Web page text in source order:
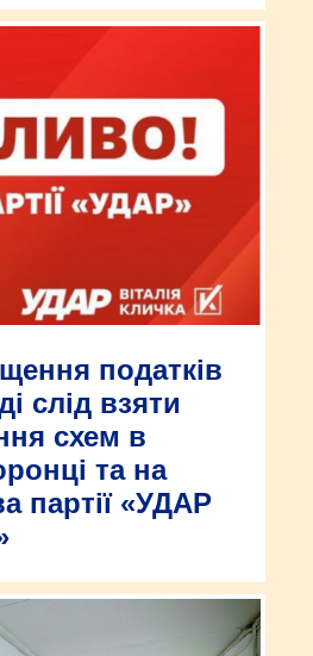
податків
слід взяти
схем в
та на
партії «УДАР